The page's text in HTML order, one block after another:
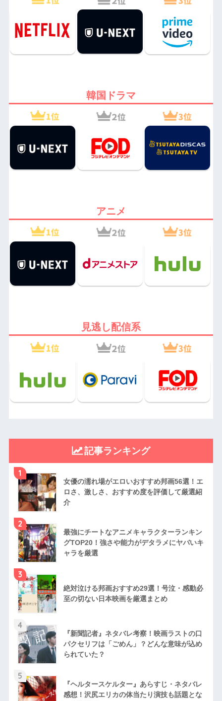
韓国ドラマ
アニメ
見逃し配信系
記事ランキング
1
女優の濡れ場がエロいおすすめ邦画56選！エ
ロさ、激しさ、おすすめ度を評価して厳選紹
介
2
最強にチートなアニメキャラクターランキン
グTOP20！強さや能力がデタラメにヤバいキ
ャラを厳選
3
絶対泣ける邦画おすすめ29選！号泣・感動必
至の切ない日本映画を厳選まとめ
4
『新聞記者』ネタバレ考察！映画ラストの口
パクセリフは「ごめん」？どんな意味が込め
られていた？
5
『ヘルタースケルター』あらすじ・ネタバレ
感想！沢尻エリカの体当たり演技も話題とな